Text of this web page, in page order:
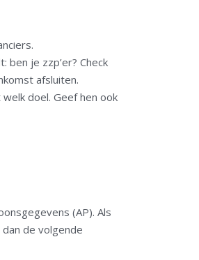
ben je zzp’er? Check
afsluiten.
doel. Geef hen ook
(AP). Als
de volgende